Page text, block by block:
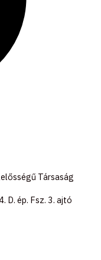
Társaság
D. ép. Fsz. 3. ajtó